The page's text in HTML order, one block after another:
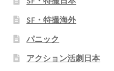
SF・特撮海外
パニック
アクション活劇日本